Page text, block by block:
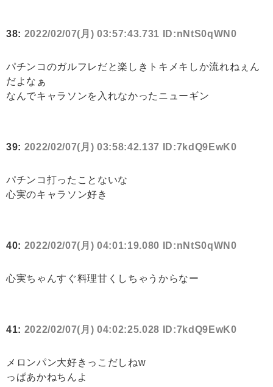
38: 2022/02/07(月) 03:57:43.731 ID:nNtS0qWN0
パチンコのガルフレだと楽しきトキメキしか流れねぇん
だよなぁ
なんでキャラソンを入れなかったニューギン
39: 2022/02/07(月) 03:58:42.137 ID:7kdQ9EwK0
パチンコ打ったことないな
心実のキャラソン好き
40: 2022/02/07(月) 04:01:19.080 ID:nNtS0qWN0
心実ちゃんすぐ料理甘くしちゃうからなー
41: 2022/02/07(月) 04:02:25.028 ID:7kdQ9EwK0
メロンパン大好きっこだしねw
っぱあかねちんよ